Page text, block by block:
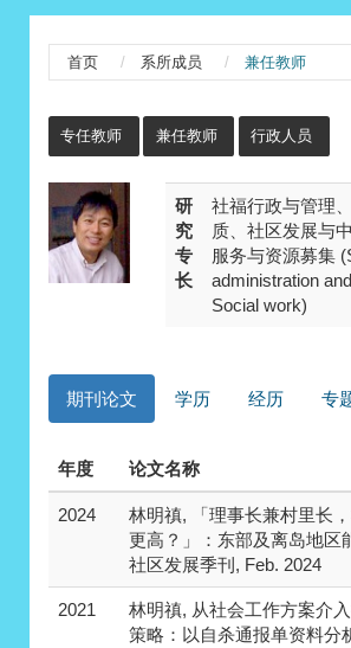
首页 系所成员 兼任教师
专任教师 兼任教师 行政人员
研
究
专
长
社福行政与管理
质、社区发展与
服务与资源募集
administration
Social work)
期刊论文 学历 经历 专
年度 论文名称
2024
林明禛, 「理事长兼村里长
更高？」：东部及离岛地区
社区发展季刊, Feb. 2024
2021
林明禛, 从社会工作方案介
策略：以自杀通报单资料分